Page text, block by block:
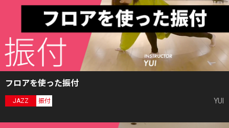
フロアを使った振付
JAZZ 振付 YUI